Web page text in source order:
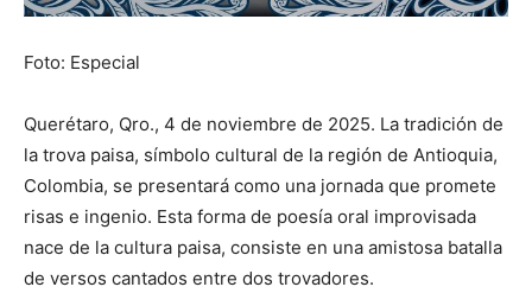
Foto: Especial
Querétaro, Qro., 4 de noviembre de 2025. La tradición de
la trova paisa, símbolo cultural de la región de Antioquia,
Colombia, se presentará como una jornada que promete
risas e ingenio. Esta forma de poesía oral improvisada
nace de la cultura paisa, consiste en una amistosa batalla
de versos cantados entre dos trovadores.